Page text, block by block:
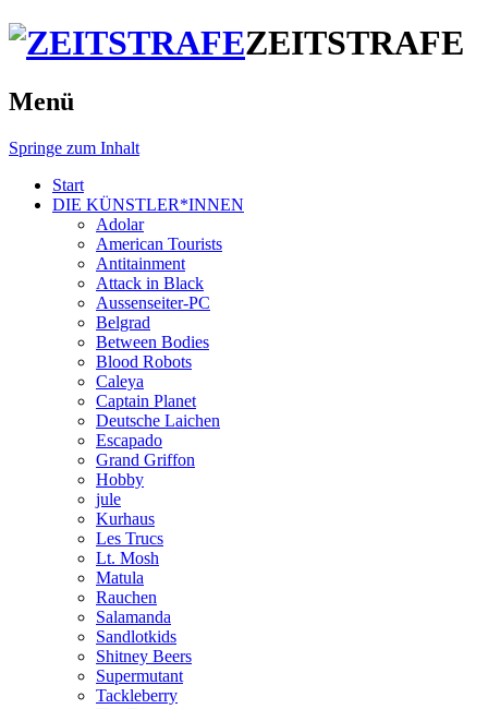
ZEITSTRAFE
Menü
Springe zum Inhalt
Start
DIE KÜNSTLER*INNEN
Adolar
American Tourists
Antitainment
Attack in Black
Aussenseiter-PC
Belgrad
Between Bodies
Blood Robots
Caleya
Captain Planet
Deutsche Laichen
Escapado
Grand Griffon
Hobby
jule
Kurhaus
Les Trucs
Lt. Mosh
Matula
Rauchen
Salamanda
Sandlotkids
Shitney Beers
Supermutant
Tackleberry